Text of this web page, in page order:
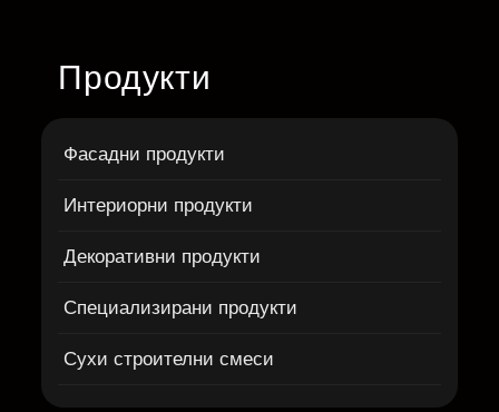
Продукти
Фасадни продукти
Интериорни продукти
Декоративни продукти
Специализирани продукти
Сухи строителни смеси